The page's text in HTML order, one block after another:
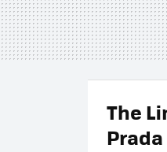
The
Prada